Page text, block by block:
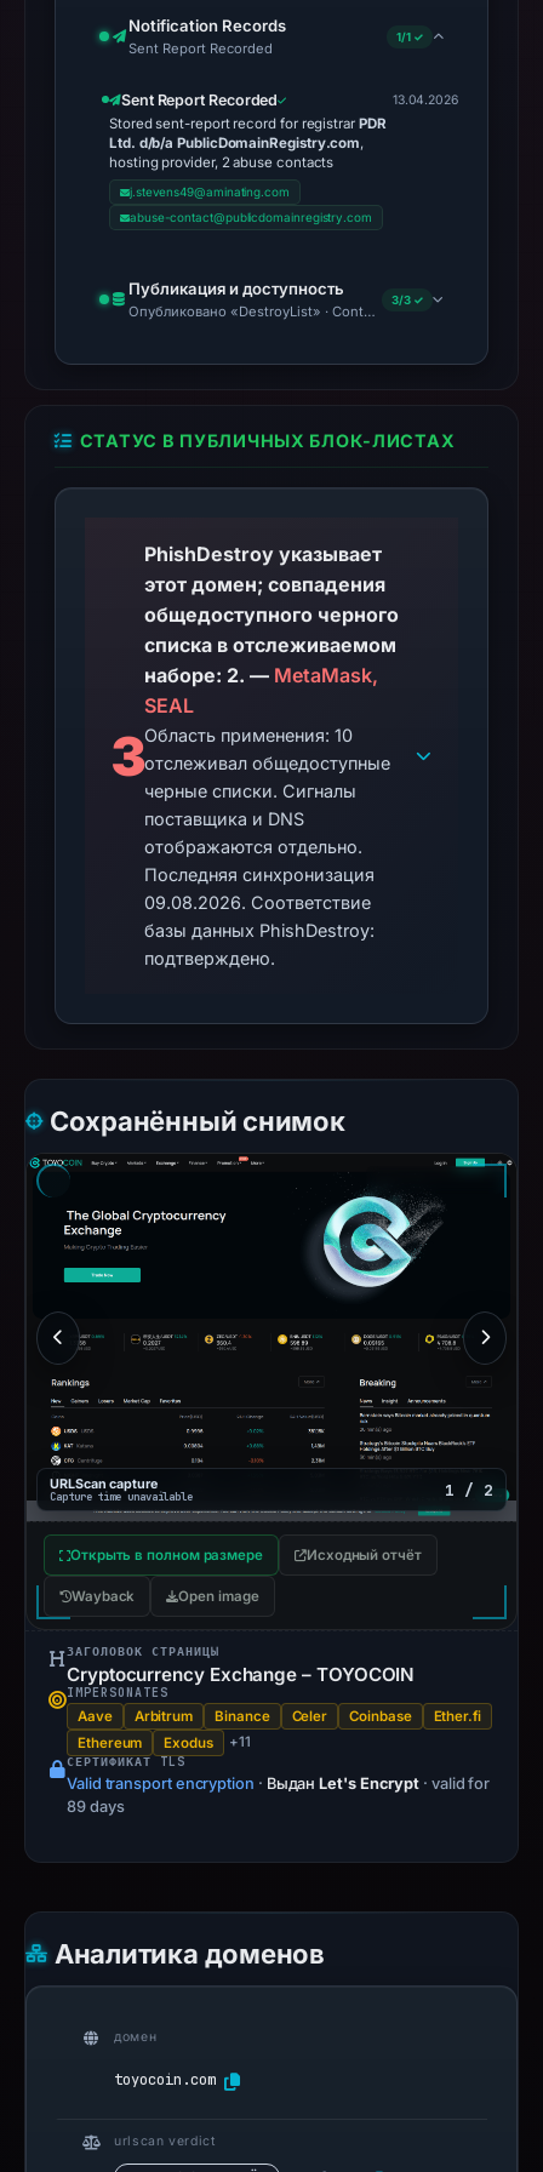
Notification Records
Sent Report Recorded
1/1 ✓
Sent Report Recorded
Stored sent-report record for registrar PDR
Ltd. d/b/a PublicDomainRegistry.com,
hosting provider, 2 abuse contacts
j.stevens49@aminating.com
abuse-contact@publicdomainregistry.com
13.04.2026
Публикация и доступность
Опубликовано «DestroyList» · Content Observed Unavailable
3/3 ✓
СТАТУС В ПУБЛИЧНЫХ БЛОК-ЛИСТАХ
3
PhishDestroy указывает
этот домен; совпадения
общедоступного черного
списка в отслеживаемом
наборе: 2. — MetaMask,
SEAL
Область применения: 10
отслеживал общедоступные
черные списки. Сигналы
поставщика и DNS
отображаются отдельно.
Последняя синхронизация
09.08.2026. Соответствие
базы данных PhishDestroy:
подтверждено.
Сохранённый снимок
URLScan capture
Capture time unavailable 1 / 2
Открыть в полном размере Исходный отчёт
Wayback Open image
ЗАГОЛОВОК СТРАНИЦЫ
Cryptocurrency Exchange – TOYOCOIN
IMPERSONATES
Aave Arbitrum Binance Celer Coinbase
Ether.fi
Ethereum
Exodus +11
СЕРТИФИКАТ TLS
Valid transport encryption · ВыданLet's Encrypt · valid for
89 days
Аналитика доменов
домен
toyocoin.com
urlscan verdict